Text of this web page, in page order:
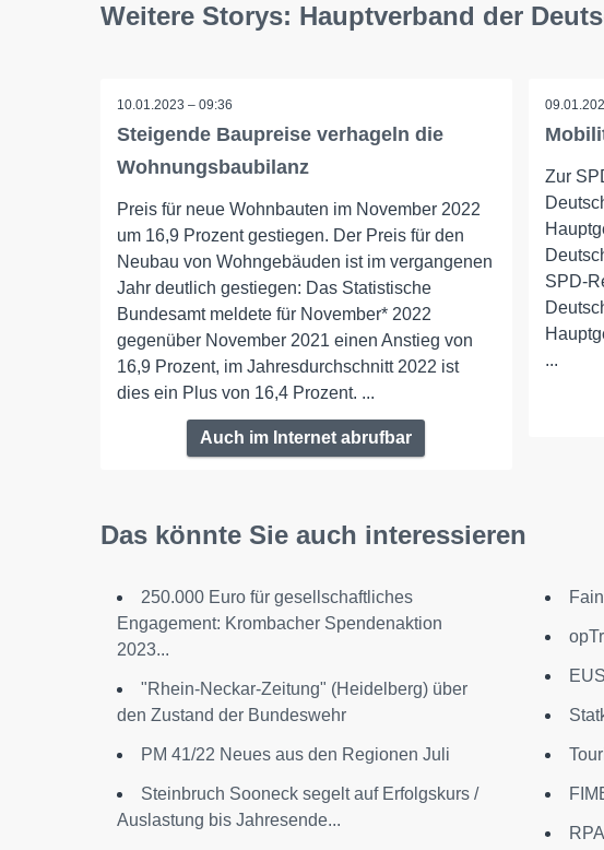
Weitere Storys: Hauptverband der
10.01.2023 – 09:36
Steigende Baupreise verhageln die
Wohnungsbaubilanz
Preis für neue Wohnbauten im November 2022
um 16,9 Prozent gestiegen. Der Preis für den
Neubau von Wohngebäuden ist im vergangenen
Jahr deutlich gestiegen: Das Statistische
Bundesamt meldete für November* 2022
gegenüber November 2021 einen Anstieg von
16,9 Prozent, im Jahresdurchschnitt 2022 ist
dies ein Plus von 16,4 Prozent. ...
Auch im Internet abrufbar
Zur
SPD-
...
Das könnte Sie auch interessieren
250.000 Euro für gesellschaftliches
Engagement: Krombacher Spendenaktion
2023...
"Rhein-Neckar-Zeitung" (Heidelberg) über
den Zustand der Bundeswehr
PM 41/22 Neues aus den Regionen Juli
Steinbruch Sooneck segelt auf Erfolgskurs /
Auslastung bis Jahresende...